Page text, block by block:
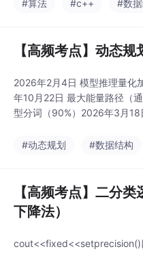
#算法 #c++ #数
【高频考点】动态规
2026年2月4日 模型推理量化
年10月22日 最大能量路径（
型分词（90%）2026年3月18
#动态规划
#数据结构
【高频考点】二分
下降法）
cout<<fixed<<setprecision()